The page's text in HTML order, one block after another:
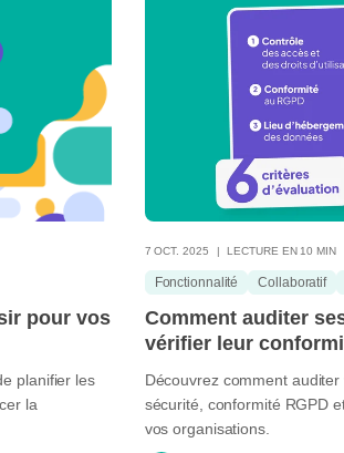
pour vos
planifier les
la
7 OCT. 2025 LECTURE EN 10 MIN
Fonctionnalité Collaboratif
Comment auditer
vérifier leur
Découvrez comment
sécurité, conformité RGPD
vos organisations.